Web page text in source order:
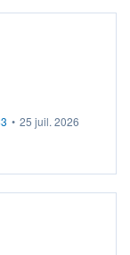
• 25 juil. 2026